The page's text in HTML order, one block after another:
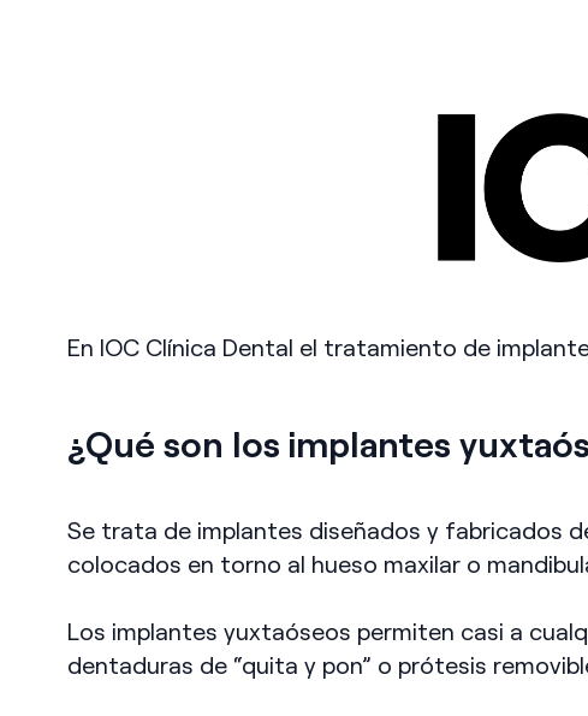
En IOC Clínica Dental el tratamiento de
¿Qué son los implantes
Se trata de implantes diseñados y fabricados
colocados en torno al hueso maxilar o
Los implantes yuxtaóseos permiten casi a
dentaduras de “quita y pon” o prótesis